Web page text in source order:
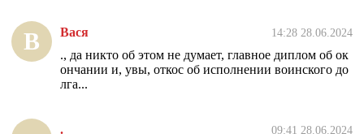
В Вася 14:28 28.06.2024
., да никто об этом не думает, главное диплом об ок
ончании и, увы, откос об исполнении воинского до
лга...
. 09:41 28.06.2024